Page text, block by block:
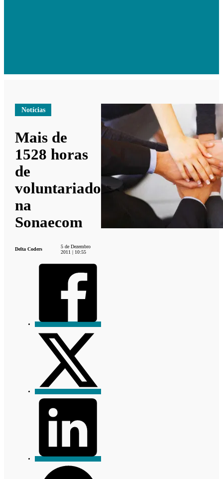
Notícias
Mais de
1528 horas
de
voluntariado
na
Sonaecom
Delta Coders
5 de Dezembro
2011 | 10:55